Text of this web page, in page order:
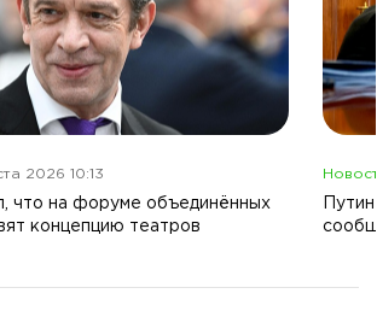
2026 10:13
что на форуме объединённых
концепцию театров